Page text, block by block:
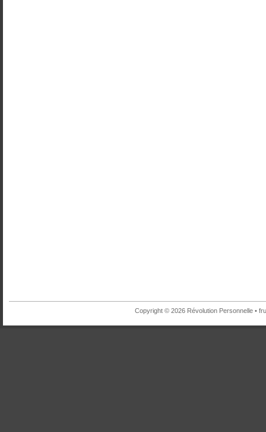
Copyright © 2026 Révolution Personnelle •